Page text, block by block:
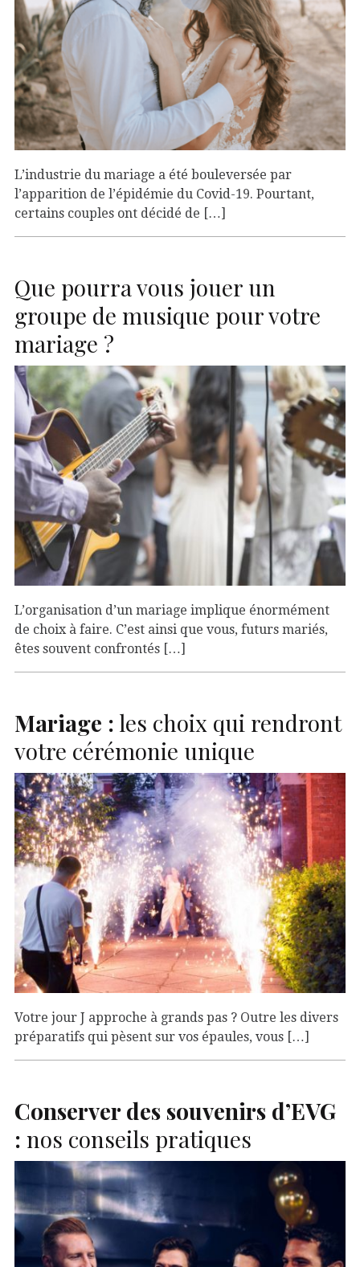
L’industrie du mariage a été bouleversée par
l’apparition de l’épidémie du Covid-19. Pourtant,
certains couples ont décidé de […]
Que pourra vous jouer un
groupe de musique pour votre
mariage ?
L’organisation d’un mariage implique énormément
de choix à faire. C’est ainsi que vous, futurs mariés,
êtes souvent confrontés […]
Mariage : les choix qui rendront
votre cérémonie unique
Votre jour J approche à grands pas ? Outre les divers
préparatifs qui pèsent sur vos épaules, vous […]
Conserver des souvenirs d’EVG
: nos conseils pratiques